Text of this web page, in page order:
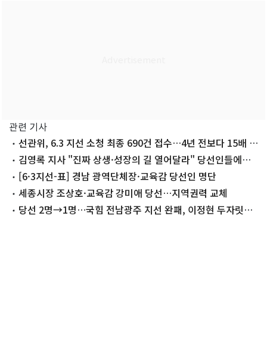
관련 기사
선관위, 6.3 지선 소청 최종 690건 접수…4년 전보다 15배 폭
증(종합)
김영록 지사 "진짜 상생·성장의 길 열어달라" 당선인들에게
축하[6·3지선-표] 경남 광역단체장·교육감 당선인 명단
세종시장 조상호·교육감 강미애 당선…지역권력 교체
당선 2명→1명…국힘 전남광주 지선 완패, 이정현 두자릿수